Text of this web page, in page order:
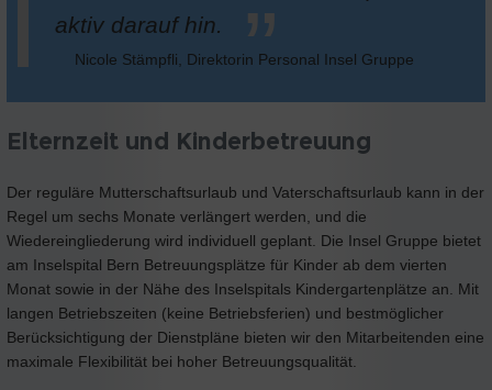
aktiv darauf hin.
Nicole Stämpfli, Direktorin Personal Insel Gruppe
Elternzeit und Kinderbetreuung
Der reguläre Mutterschaftsurlaub und Vaterschaftsurlaub kann in der
Regel um sechs Monate verlängert werden, und die
Wiedereingliederung wird individuell geplant. Die Insel Gruppe bietet
am Inselspital Bern Betreuungsplätze für Kinder ab dem vierten
Monat sowie in der Nähe des Inselspitals Kindergartenplätze an. Mit
langen Betriebszeiten (keine Betriebsferien) und bestmöglicher
Berücksichtigung der Dienstpläne bieten wir den Mitarbeitenden eine
maximale Flexibilität bei hoher Betreuungsqualität.